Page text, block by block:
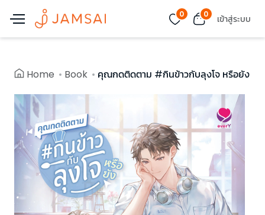
0 0 เข้าสู่ระบบ
Home Book คุณกดติดตาม #กินข้าวกับลุงโจ หรือยัง